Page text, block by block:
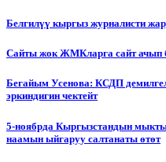
Белгилүү кыргыз журналисти
Сайты жок ЖМКларга сайт ачып
Бегайым Усенова: КСДП
эркиндигин чектейт
5-ноябрда Кыргызстандын
наамын ыйгаруу салтанаты өтөт